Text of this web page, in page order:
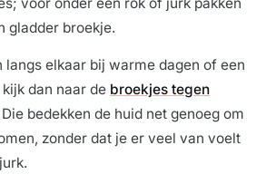
gladder broekje.
langs elkaar bij warme dagen of een
dan naar de broekjes tegen
Die bedekken de huid net genoeg om
zonder dat je er veel van voelt